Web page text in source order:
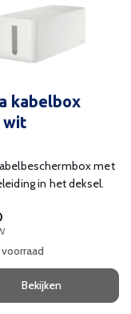
kabelbox
wit
met
in het deksel.
Bekijken